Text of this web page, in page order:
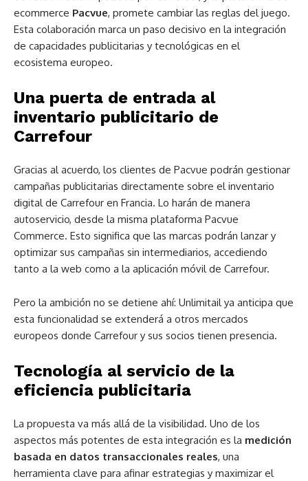
ecommerce Pacvue, promete cambiar las reglas del juego.
Esta colaboración marca un paso decisivo en la integración
de capacidades publicitarias y tecnológicas en el
ecosistema europeo.
Una puerta de entrada al
inventario publicitario de
Carrefour
Gracias al acuerdo, los clientes de Pacvue podrán gestionar
campañas publicitarias directamente sobre el inventario
digital de Carrefour en Francia. Lo harán de manera
autoservicio, desde la misma plataforma Pacvue
Commerce. Esto significa que las marcas podrán lanzar y
optimizar sus campañas sin intermediarios, accediendo
tanto a la web como a la aplicación móvil de Carrefour.
Pero la ambición no se detiene ahí: Unlimitail ya anticipa que
esta funcionalidad se extenderá a otros mercados
europeos donde Carrefour y sus socios tienen presencia.
Tecnología al servicio de la
eficiencia publicitaria
La propuesta va más allá de la visibilidad. Uno de los
aspectos más potentes de esta integración es la medición
basada en datos transaccionales reales, una
herramienta clave para afinar estrategias y maximizar el